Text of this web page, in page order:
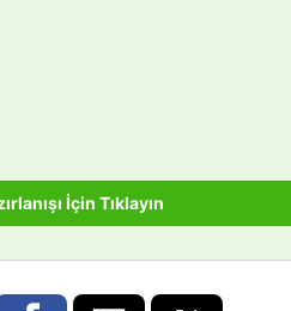
İçin Tıklayın